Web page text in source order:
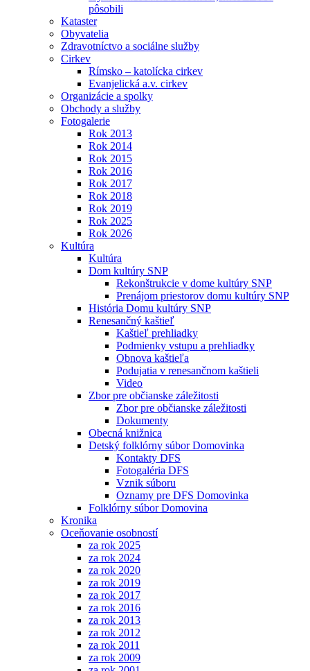
pôsobili
Kataster
Obyvatelia
Zdravotníctvo a sociálne služby
Cirkev
Rímsko – katolícka cirkev
Evanjelická a.v. cirkev
Organizácie a spolky
Obchody a služby
Fotogalerie
Rok 2013
Rok 2014
Rok 2015
Rok 2016
Rok 2017
Rok 2018
Rok 2019
Rok 2025
Rok 2026
Kultúra
Kultúra
Dom kultúry SNP
Rekonštrukcie v dome kultúry SNP
Prenájom priestorov domu kultúry SNP
História Domu kultúry SNP
Renesančný kaštieľ
Kaštieľ prehliadky
Podmienky vstupu a prehliadky
Obnova kaštieľa
Podujatia v renesančnom kaštieli
Video
Zbor pre občianske záležitosti
Zbor pre občianske záležitosti
Dokumenty
Obecná knižnica
Detský folklórny súbor Domovinka
Kontakty DFS
Fotogaléria DFS
Vznik súboru
Oznamy pre DFS Domovinka
Folklórny súbor Domovina
Kronika
Oceňovanie osobností
za rok 2025
za rok 2024
za rok 2020
za rok 2019
za rok 2017
za rok 2016
za rok 2013
za rok 2012
za rok 2011
za rok 2009